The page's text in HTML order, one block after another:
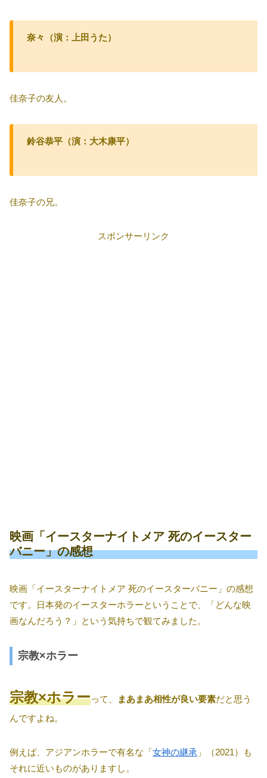
奈々（演：上田うた）
佳奈子の友人。
鈴谷恭平（演：大木康平）
佳奈子の兄。
スポンサーリンク
映画「イースターナイトメア 死のイースター
バニー」の感想
映画「イースターナイトメア 死のイースターバニー」の感想
です。日本発のイースターホラーということで、「どんな映
画なんだろう？」という気持ちで観てみました。
宗教×ホラー
宗教×ホラーって、 まあまあ相性が良い要素だと思う
んですよね。
例えば、アジアンホラーで有名な「女神の継承 」（2021）も
それに近いものがありますし。